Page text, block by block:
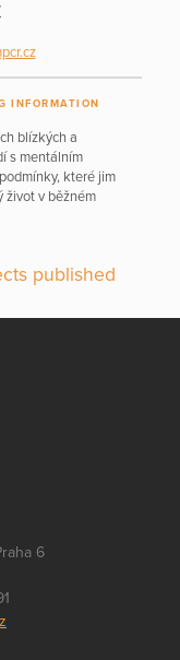
INFORMATION
blízkých a
s mentálním
které jim
život v běžném
published
6